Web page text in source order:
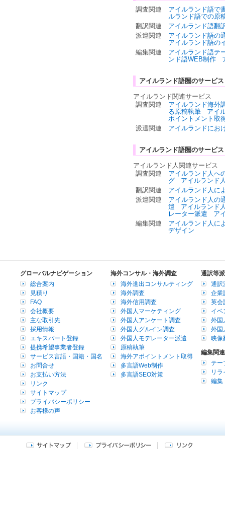
調査関連
アイルランド語で
ルランド語での原
翻訳関連
アイルランド語翻
派遣関連
アイルランド語の
アイルランド語の
編集関連
アイルランド語テ
ンド語WEB制作
アイルランド語圏のサービス
アイルランド関連サービス
調査関連
アイルランド海外
る原稿執筆
アイ
ポイントメント取
派遣関連
アイルランドにお
アイルランド語圏のサービス
アイルランド人関連サービス
調査関連
アイルランド人へ
グ
アイルランド
翻訳関連
アイルランド人に
派遣関連
アイルランド人の
遣
アイルランド
レーター派遣
ア
編集関連
アイルランド人に
デザイン
グローバルナビゲーション
総合案内
見積り
FAQ
会社概要
主な取引先
採用情報
エキスパート登録
提携希望事業者登録
サービス言語・国籍・国名
お問合せ
お支払い方法
リンク
サイトマップ
プライバシーポリシー
お客様の声
海外コンサル・海外調査
海外進出コンサルティング
海外調査
海外信用調査
外国人マーケティング
外国人アンケート調査
外国人グルイン調査
外国人モデレーター派遣
原稿執筆
海外アポイントメント取得
多言語Web制作
多言語SEO対策
通訳等
通訳
企業
英会
イベ
外国
外国
映像
編集関連
テー
リラ
編集